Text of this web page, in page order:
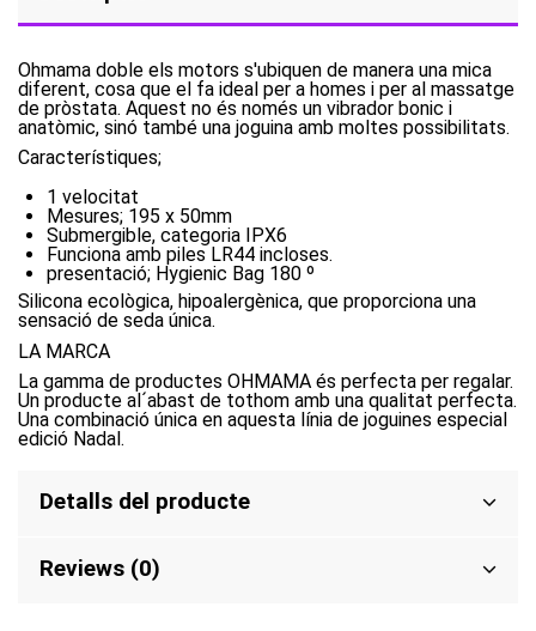
Ohmama doble els motors s'ubiquen de manera una mica
diferent, cosa que el fa ideal per a homes i per al massatge
de pròstata. Aquest no és només un vibrador bonic i
anatòmic, sinó també una joguina amb moltes possibilitats.
Característiques;
1 velocitat
Mesures; 195 x 50mm
Submergible, categoria IPX6
Funciona amb piles LR44 incloses.
presentació; Hygienic Bag 180 º
Silicona ecològica, hipoalergènica, que proporciona una
sensació de seda única.
LA MARCA
La gamma de productes OHMAMA és perfecta per regalar.
Un producte al´abast de tothom amb una qualitat perfecta.
Una combinació única en aquesta línia de joguines especial
edició Nadal.
Detalls del producte
Reviews (0)